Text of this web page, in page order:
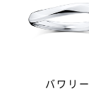
バワリー